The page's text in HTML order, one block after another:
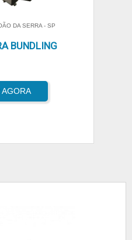
DA SERRA - SP
BUNDLING